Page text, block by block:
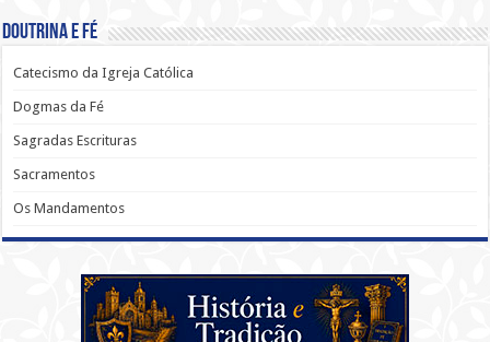
Doutrina e Fé
Catecismo da Igreja Católica
Dogmas da Fé
Sagradas Escrituras
Sacramentos
Os Mandamentos